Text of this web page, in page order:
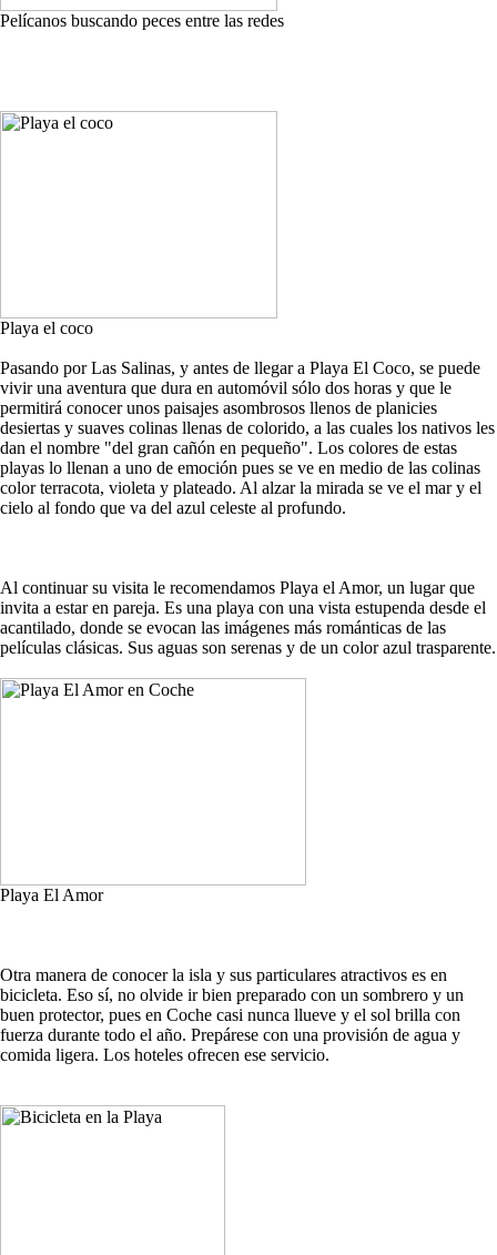
Pelícanos buscando peces entre las redes
Playa el coco
Pasando por Las Salinas, y antes de llegar a Playa El Coco, se puede
vivir una aventura que dura en automóvil sólo dos horas y que le
permitirá conocer unos paisajes asombrosos llenos de planicies
desiertas y suaves colinas llenas de colorido, a las cuales los nativos les
dan el nombre "del gran cañón en pequeño". Los colores de estas
playas lo llenan a uno de emoción pues se ve en medio de las colinas
color terracota, violeta y plateado. Al alzar la mirada se ve el mar y el
cielo al fondo que va del azul celeste al profundo.
Al continuar su visita le recomendamos Playa el Amor, un lugar que
invita a estar en pareja. Es una playa con una vista estupenda desde el
acantilado, donde se evocan las imágenes más románticas de las
películas clásicas. Sus aguas son serenas y de un color azul trasparente.
Playa El Amor
Otra manera de conocer la isla y sus particulares atractivos es en
bicicleta. Eso sí, no olvide ir bien preparado con un sombrero y un
buen protector, pues en Coche casi nunca llueve y el sol brilla con
fuerza durante todo el año. Prepárese con una provisión de agua y
comida ligera. Los hoteles ofrecen ese servicio.